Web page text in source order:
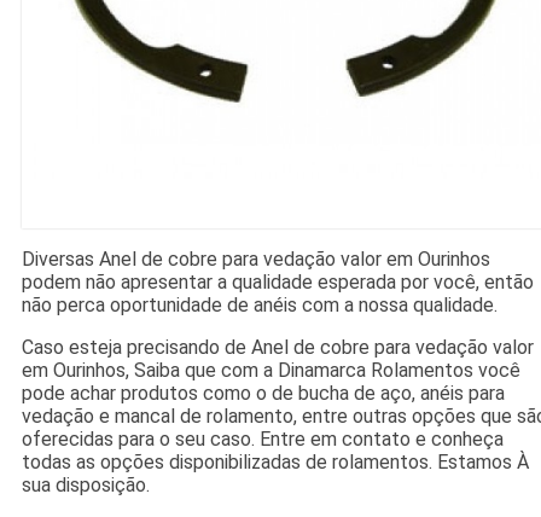
Diversas Anel de cobre para vedação valor em Ourinhos
podem não apresentar a qualidade esperada por você, então
não perca oportunidade de anéis com a nossa qualidade.
Caso esteja precisando de Anel de cobre para vedação valor
em Ourinhos, Saiba que com a Dinamarca Rolamentos você
pode achar produtos como o de bucha de aço, anéis para
vedação e mancal de rolamento, entre outras opções que
oferecidas para o seu caso. Entre em contato e conheça
todas as opções disponibilizadas de rolamentos. Estamos À
sua disposição.